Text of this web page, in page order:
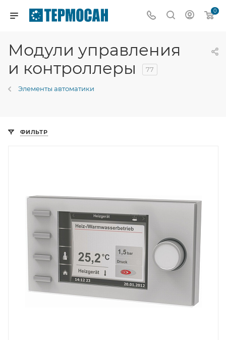
0
Модули управления
и контроллеры
77
Элементы автоматики
ФИЛЬТР